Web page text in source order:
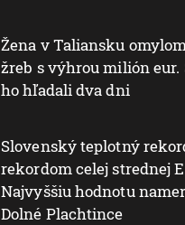
Žena v Taliansku
žreb s výhrou milión eur.
ho hľadali dva dni
Slovenský teplotný
rekordom celej strednej
Najvyššiu hodnotu
Dolné Plachtince